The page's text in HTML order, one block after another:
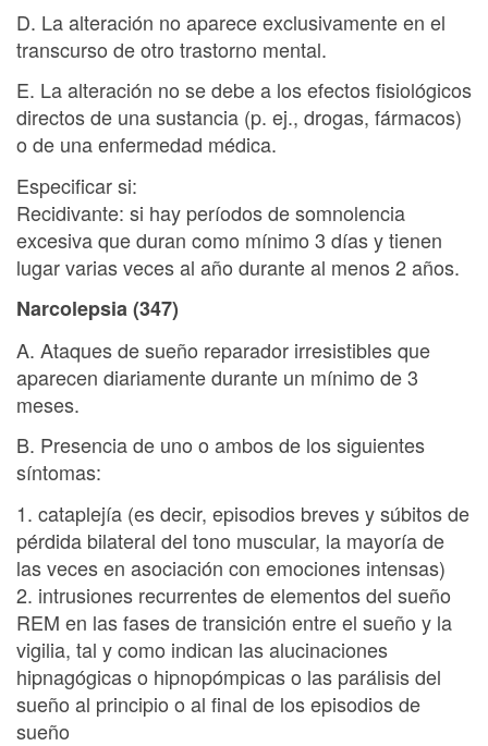
D. La alteración no aparece exclusivamente en el
transcurso de otro trastorno mental.
E. La alteración no se debe a los efectos fisiológicos
directos de una sustancia (p. ej., drogas, fármacos)
o de una enfermedad médica.
Especificar si:
Recidivante: si hay períodos de somnolencia
excesiva que duran como mínimo 3 días y tienen
lugar varias veces al año durante al menos 2 años.
Narcolepsia (347)
A. Ataques de sueño reparador irresistibles que
aparecen diariamente durante un mínimo de 3
meses.
B. Presencia de uno o ambos de los siguientes
síntomas:
1. cataplejía (es decir, episodios breves y súbitos de
pérdida bilateral del tono muscular, la mayoría de
las veces en asociación con emociones intensas)
2. intrusiones recurrentes de elementos del sueño
REM en las fases de transición entre el sueño y la
vigilia, tal y como indican las alucinaciones
hipnagógicas o hipnopómpicas o las parálisis del
sueño al principio o al final de los episodios de
sueño